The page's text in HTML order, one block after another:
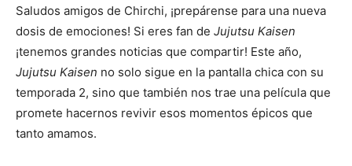
Saludos amigos de Chirchi, ¡prepárense para una nueva
dosis de emociones! Si eres fan de Jujutsu Kaisen
¡tenemos grandes noticias que compartir! Este año,
Jujutsu Kaisen no solo sigue en la pantalla chica con su
temporada 2, sino que también nos trae una película que
promete hacernos revivir esos momentos épicos que
tanto amamos.